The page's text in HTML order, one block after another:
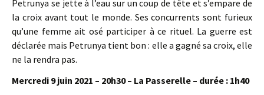
Petrunya se jette à l’eau sur un coup de tête et s’empare de
la croix avant tout le monde. Ses concurrents sont furieux
qu’une femme ait osé participer à ce rituel. La guerre est
déclarée mais Petrunya tient bon : elle a gagné sa croix, elle
ne la rendra pas.
Mercredi 9 juin 2021 – 20h30 – La Passerelle – durée : 1h40